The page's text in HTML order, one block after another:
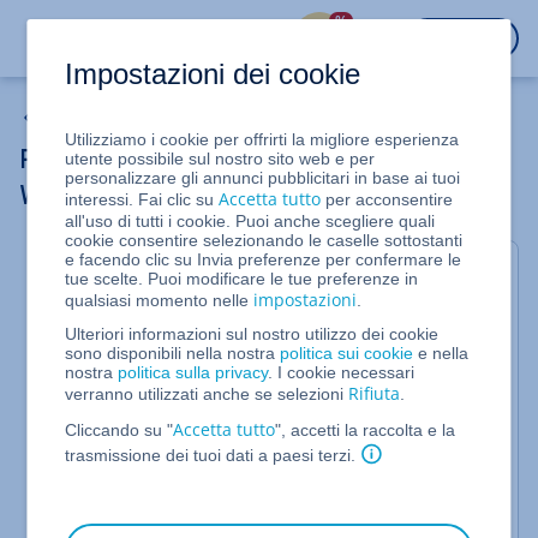
%
Passare da Hosting Managed per
WordPress alla modalità standard
Valido per Hosting Managed per WordPress
Con le installazioni Hosting Managed per
WordPress, gli aggiornamenti del core, della
sicurezza e del software selezionato vengono
eseguiti da professionisti. Hosting Managed per
WordPress è quindi ideale per i principianti che
non vogliono dedicare tempo a queste attività di
routine.
Impostazioni dei cookie
Utilizziamo i cookie per offrirti la migliore esperienza
utente possibile sul nostro sito web e per
personalizzare gli annunci pubblicitari in base ai tuoi
interessi. Fai clic suAccetta tutto per acconsentire
all'uso di tutti i cookie. Puoi anche scegliere quali
cookie consentire selezionando le caselle sottostanti
e facendo clic su Invia preferenze per confermare le
tue scelte. Puoi modificare le tue preferenze in
qualsiasi momento nelle impostazioni
Ulteriori informazioni sul nostro utilizzo dei cookie
sono disponibili nella nostra politica sui cookie e nella
nostra politica sulla privacy. I cookie necessari
verranno utilizzati anche se selezioni Rifiuta
Cliccando su "Accetta tutto", accetti la raccolta e la
trasmissione dei tuoi dati a paesi terzi.